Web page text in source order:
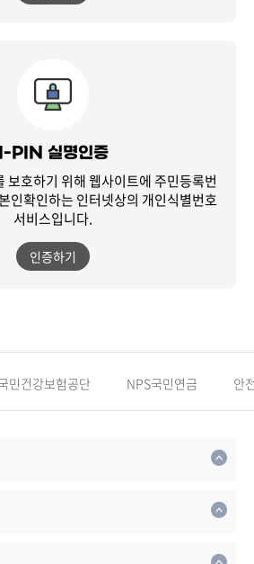
I-PIN 실명인증
보호하기 위해 웹사이트에 주민등록번
인확인하는 인터넷상의 개인식별번호
서비스입니다.
인증하기
민건강보험공단 NPS국민연금 안